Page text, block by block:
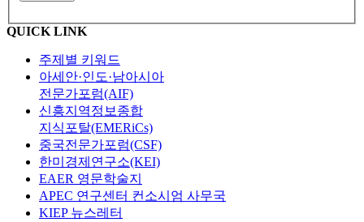
QUICK LINK
주제별 키워드
아세안·인도·남아시아
전문가포럼(AIF)
신흥지역정보종합
지식포탈(EMERiCs)
중국전문가포럼(CSF)
한미경제연구소(KEI)
EAER 영문학술지
APEC 연구센터 컨소시엄 사무국
KIEP 뉴스레터